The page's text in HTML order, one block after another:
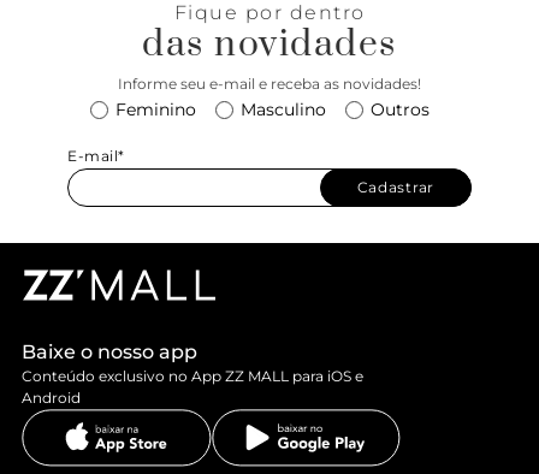
Fique por dentro
das novidades
Informe seu e-mail e receba as novidades!
Feminino Masculino Outros
E-mail*
Cadastrar
Baixe o nosso app
Conteúdo exclusivo no App ZZ MALL para iOS e
Android